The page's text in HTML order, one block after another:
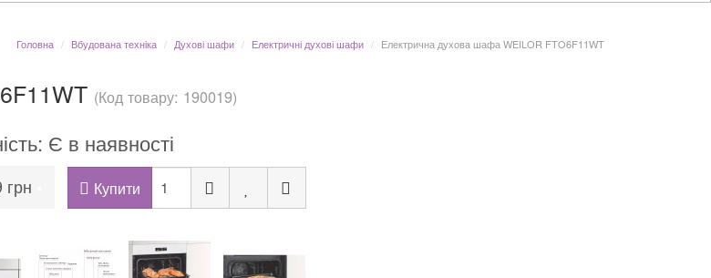
Головна Вбудована техніка Духові шафи Електричні духові шафи Електрична духова шафа WEILOR FTO6F11WT
(Код товару: 190019)
Є в наявності
грн Купити